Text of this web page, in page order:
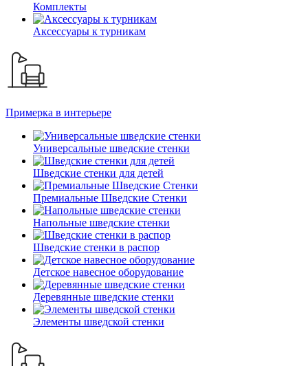
Комплекты
Аксессуары к турникам
Примерка в интерьере
Универсальные шведские стенки
Шведские стенки для детей
Премиальные Шведские Стенки
Напольные шведские стенки
Шведские стенки в распор
Детское навесное оборудование
Деревянные шведские стенки
Элементы шведской стенки